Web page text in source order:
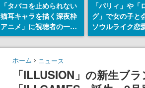
「タバコを止められない
猫耳キャラを描く深夜枠
アニメ」に視聴者の一部
から批判意見。違法薬物
の使用と思しき描写も含
めて、BPOが議論を交わ
「パリィ」や「
グ」で女の子と
ソウルライク恋
『小早川さんは
イク』無料公開
DIED」
ホーム ニュース
「ILLUSION」の新生ブ